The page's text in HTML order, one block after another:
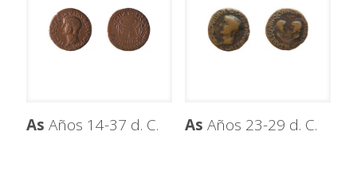
As Años 14-37 d. C. As Años 23-29 d. C.